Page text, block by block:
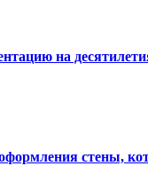
на
стены,